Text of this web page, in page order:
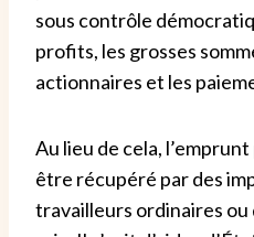
sous contrôle
profits, les grosses
actionnaires et les
Au lieu de cela,
être récupéré par des
travailleurs ordinaires ou